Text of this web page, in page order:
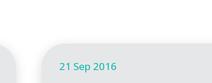
21 Sep 2016